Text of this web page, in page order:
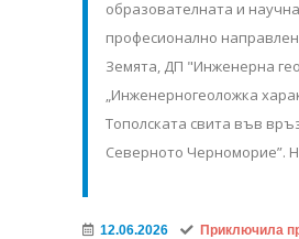
образователната и
професионално
Земята, ДП "Инженерна
„Инженерногеоложка
Тополската свита във
Северното Черноморие”.
12.06.2026 Приключила